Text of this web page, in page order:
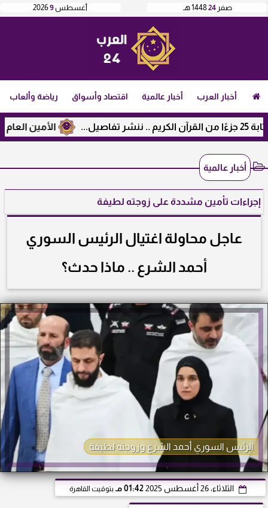
أغسطس9
2026 صفر 241448 هـ
أخبار العرب أخبار عالمية اقتصاد وأسواق رياضة وألعاب
الأمين العام
أخبار عالمية
إجراءات تأمين مشددة على زوجته لطيفة
عاجل محاولة اغتيال الرئيس السوري
أحمد الشرع .. ماذا حدث؟
الرئيس السوري أحمد الشرع وزوجته لطيفة
الثلاثاء، 26 أغسطس 2025 01:42 مـ بتوقيت القاهرة